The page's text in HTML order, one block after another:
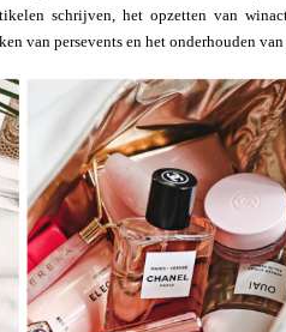
schrijven, het opzetten van
van persevents en het onderhouden